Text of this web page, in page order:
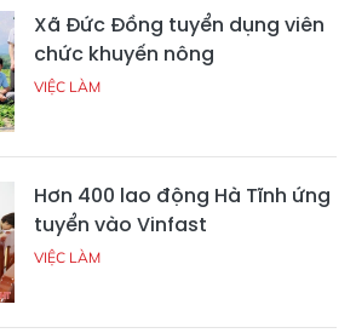
Xã Đức Đồng tuyển dụng viên
chức khuyến nông
VIỆC LÀM
Hơn 400 lao động Hà Tĩnh ứng
tuyển vào Vinfast
VIỆC LÀM